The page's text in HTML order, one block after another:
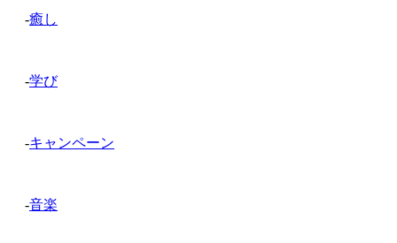
-癒し
-学び
-キャンペーン
-音楽